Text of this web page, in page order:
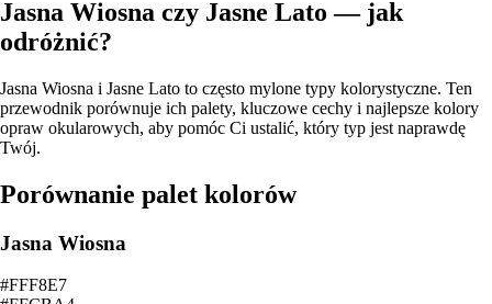
Jasna Wiosna czy Jasne Lato — jak
odróżnić?
Jasna Wiosna i Jasne Lato to często mylone typy kolorystyczne. Ten
przewodnik porównuje ich palety, kluczowe cechy i najlepsze kolory
opraw okularowych, aby pomóc Ci ustalić, który typ jest naprawdę
Twój.
Porównanie palet kolorów
Jasna Wiosna
#FFF8E7